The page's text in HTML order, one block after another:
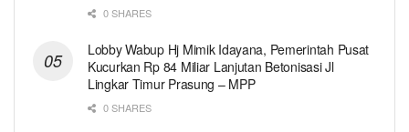
0 SHARES
Lobby Wabup Hj Mimik Idayana, Pemerintah Pusat
Kucurkan Rp 84 Miliar Lanjutan Betonisasi Jl
Lingkar Timur Prasung – MPP
0 SHARES